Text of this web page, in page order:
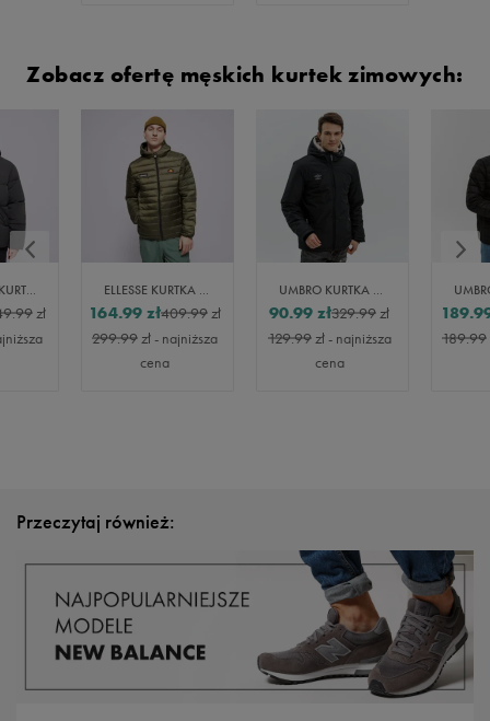
Zobacz ofertę męskich kurtek zimowych:
CHAMPION KURTKA ZIMOWA HOODED JACKET
zł
ELLESSE KURTKA ZIMOWA LOMBARDY KHA
409.99zł
164.99 zł
299.99zł- najniższa
cena
UMBRO KURTKA ZIMOWA MILVO
329.99zł
90.99 zł
129.99zł- najniższa
cena
189.99
Przeczytaj również: